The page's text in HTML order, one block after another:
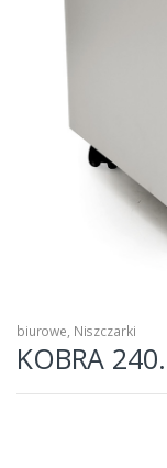
biurowe, Niszczarki
KOBRA